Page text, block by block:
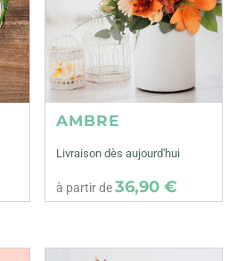
AMBRE
Livraison dès aujourd'hui
à partir de36,90 €